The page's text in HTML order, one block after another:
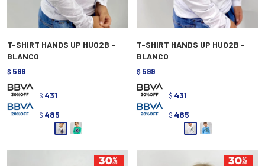
T-SHIRT HANDS UP HU02B -
BLANCO
$ 599
$ 431
$ 485
T-SHIRT HANDS UP HU02B -
BLANCO
$ 599
$ 431
$ 485